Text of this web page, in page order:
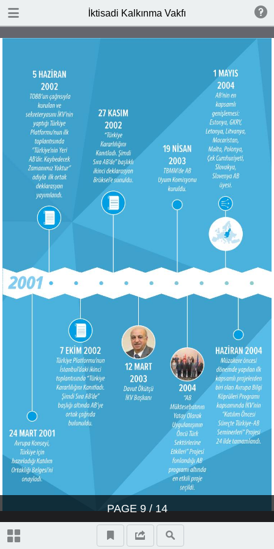
İktisadi Kalkınma Vakfı
PAGE 9/ 14
publication.pdf 1.1 MB